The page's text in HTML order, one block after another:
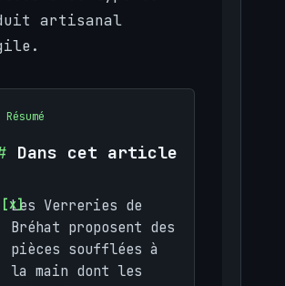
artisanal
Dans cet article
Les Verreries de
Bréhat proposent des
pièces soufflées à
la main dont les